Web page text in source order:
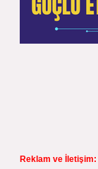
Reklam ve İletişim: